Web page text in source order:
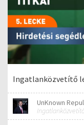
Ingatlanközvetítő
UnKnown